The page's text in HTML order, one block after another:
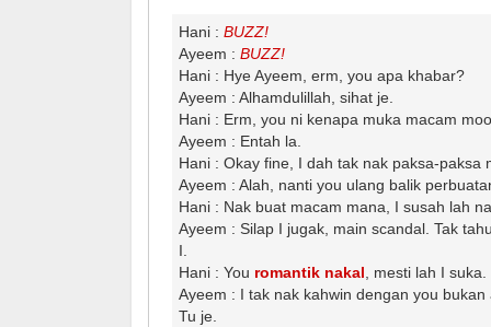
Hani : BUZZ!
Ayeem : BUZZ!
Hani : Hye Ayeem, erm, you apa khabar?
Ayeem : Alhamdulillah, sihat je.
Hani : Erm, you ni kenapa muka macam
Ayeem : Entah la.
Hani : Okay fine, I dah tak nak paksa-paksa
Ayeem : Alah, nanti you ulang balik
Hani : Nak buat macam mana, I susah lah
Ayeem : Silap I jugak, main scandal. Tak
I.
Hani : You romantik nakal, mesti lah I suka.
Ayeem : I tak nak kahwin dengan you
Tu je.